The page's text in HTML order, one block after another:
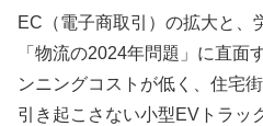
EC（電子商取引）の拡大と、
「物流の2024年問題」に直面
ンニングコストが低く、住宅
引き起こさない小型EVトラッ